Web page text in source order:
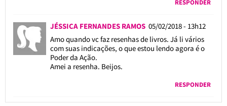
RESPONDER
JÉSSICA FERNANDES RAMOS 05/02/2018 - 13h12
Amo quando vc faz resenhas de livros. Já li vários
com suas indicações, o que estou lendo agora é o
Poder da Ação.
Amei a resenha. Beijos.
RESPONDER